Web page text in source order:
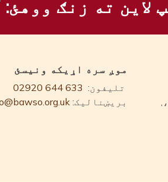
لاین ته زنګ ووهئ:
موږ سره اړیکه ونیسئ
تلیفون: 02920 644 633
بریښنالیک: